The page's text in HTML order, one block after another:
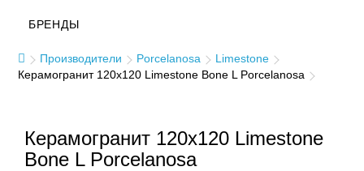
БРЕНДЫ
Производители Porcelanosa
Limestone
Керамогранит 120x120 Limestone Bone L Porcelanosa
Керамогранит 120x120 Limestone
Bone L Porcelanosa